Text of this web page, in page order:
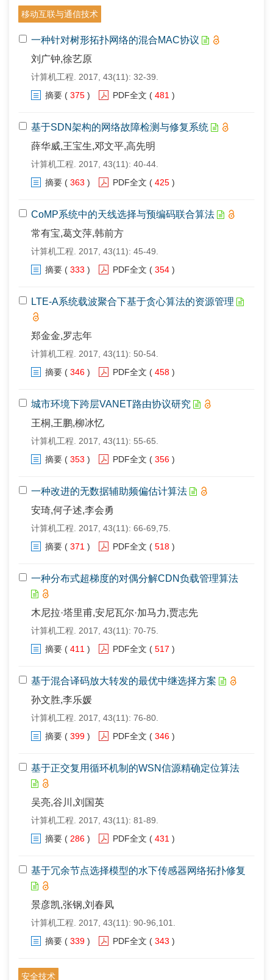
移动互联与通信技术
一种针对树形拓扑网络的混合MAC协议
刘广钟,徐艺原
计算机工程. 2017, 43(11): 32-39.
摘要 ( 375 ) PDF全文 ( 481 )
基于SDN架构的网络故障检测与修复系统
薛华威,王宝生,邓文平,高先明
计算机工程. 2017, 43(11): 40-44.
摘要 ( 363 ) PDF全文 ( 425 )
CoMP系统中的天线选择与预编码联合算法
常有宝,葛文萍,韩前方
计算机工程. 2017, 43(11): 45-49.
摘要 ( 333 ) PDF全文 ( 354 )
LTE-A系统载波聚合下基于贪心算法的资源管理
郑金金,罗志年
计算机工程. 2017, 43(11): 50-54.
摘要 ( 346 ) PDF全文 ( 458 )
城市环境下跨层VANET路由协议研究
王桐,王鹏,柳冰忆
计算机工程. 2017, 43(11): 55-65.
摘要 ( 353 ) PDF全文 ( 356 )
一种改进的无数据辅助频偏估计算法
安琦,何子述,李会勇
计算机工程. 2017, 43(11): 66-69,75.
摘要 ( 371 ) PDF全文 ( 518 )
一种分布式超梯度的对偶分解CDN负载管理算法
木尼拉·塔里甫,安尼瓦尔·加马力,贾志先
计算机工程. 2017, 43(11): 70-75.
摘要 ( 411 ) PDF全文 ( 517 )
基于混合译码放大转发的最优中继选择方案
孙文胜,李乐媛
计算机工程. 2017, 43(11): 76-80.
摘要 ( 399 ) PDF全文 ( 346 )
基于正交复用循环机制的WSN信源精确定位算法
吴亮,谷川,刘国英
计算机工程. 2017, 43(11): 81-89.
摘要 ( 286 ) PDF全文 ( 431 )
基于冗余节点选择模型的水下传感器网络拓扑修复
景彦凯,张钢,刘春凤
计算机工程. 2017, 43(11): 90-96,101.
摘要 ( 339 ) PDF全文 ( 343 )
安全技术